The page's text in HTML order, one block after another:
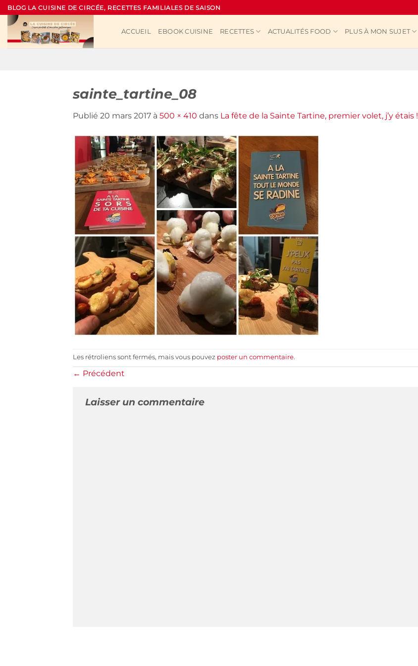
Passer
au
contenu
BLOG LA CUISINE DE CIRCÉE, RECETTES FAMILIALES DE SAISON
ACCUEIL EBOOK CUISINE RECETTES ACTUALITÉS FOOD PLUS À MON SUJET
sainte_tartine_08
Publié 20 mars 2017 à 500 × 410 dans La fête de la Sainte Tartine, premier volet, j’y étais !
Les rétroliens sont fermés, mais vous pouvez poster un commentaire.
← Précédent
Laisser un commentaire